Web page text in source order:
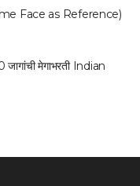
Face as Reference)
जागांची मेगाभरती Indian